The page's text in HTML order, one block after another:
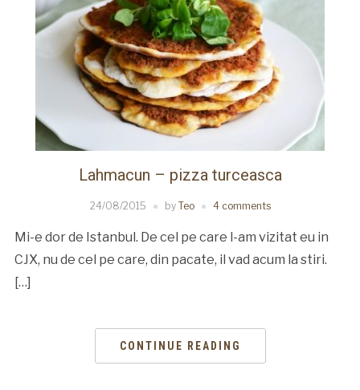
Lahmacun – pizza turceasca
24/08/2015 by Teo 4 comments
Mi-e dor de Istanbul. De cel pe care l-am vizitat eu in
CJX, nu de cel pe care, din pacate, il vad acum la stiri.
[…]
CONTINUE READING